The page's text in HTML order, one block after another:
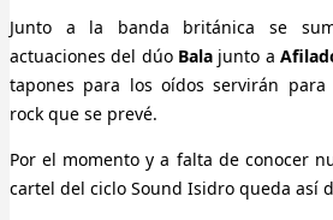
Junto a la banda británica se
actuaciones del dúo Balajunto a
tapones para los oídos servirán
rock que se prevé.
Por el momento y a falta de conocer
cartel del ciclo Sound Isidro queda así